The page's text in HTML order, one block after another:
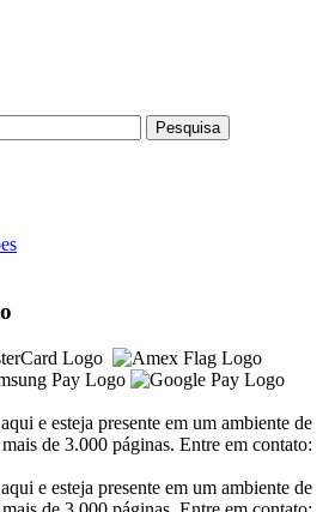
e esteja presente em um ambiente de
de 3.000 páginas. Entre em contato:
e esteja presente em um ambiente de